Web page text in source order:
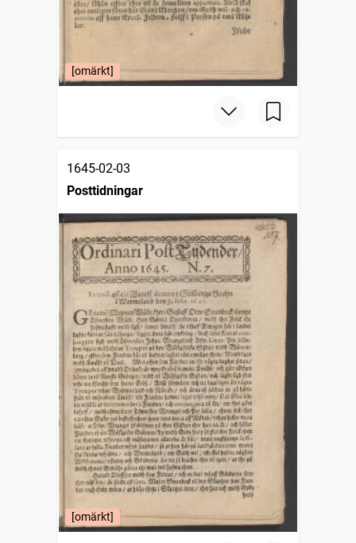
[omärkt]
1645-02-03
Posttidningar
[omärkt]